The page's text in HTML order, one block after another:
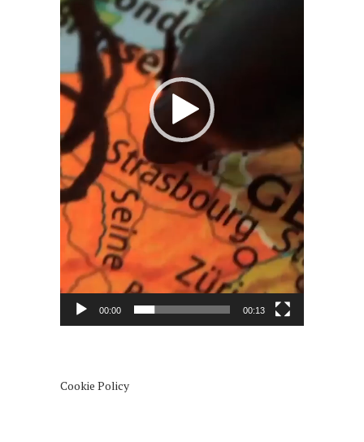
00:00 00:13
Cookie Policy